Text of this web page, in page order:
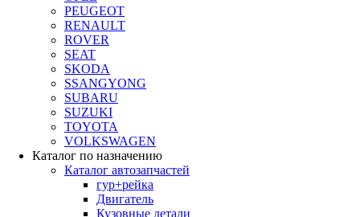
PEUGEOT
RENAULT
ROVER
SEAT
SKODA
SSANGYONG
SUBARU
SUZUKI
TOYOTA
VOLKSWAGEN
Каталог по назначению
Каталог автозапчастей
гур+рейка
Двигатель
Кузовные детали